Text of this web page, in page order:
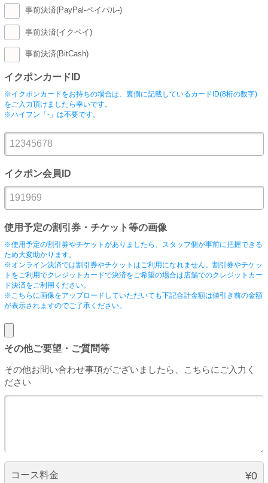
事前決済(PayPal-ペイパル-)
事前決済(イクペイ)
事前決済(BitCash)
イクポンカードID
※イクポンカードをお持ちの場合は、裏側に記載しているカードID(8桁の数字)
をご入力頂けましたら幸いです。
※ハイフン「-」は不要です。
イクポン会員ID
使用予定の割引券・チケット等の画像
※使用予定の割引券やチケットがありましたら、スタッフ側が事前に把握できる
ため大変助かります。
※オンライン決済では割引券やチケットはご利用になれません。割引券やチケッ
トをご利用でクレジットカードで決済をご希望の場合は店舗でのクレジットカー
ド決済をご利用ください。
※こちらに画像をアップロードしていただいても下記合計金額は値引き前の金額
が表示されますのでご了承ください。
その他ご要望・ご質問等
その他お問い合わせ事項がございましたら、こちらにご入力く
ださい
コース料金 ¥0